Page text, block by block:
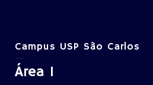
Campus USP São Carlos
Área 1